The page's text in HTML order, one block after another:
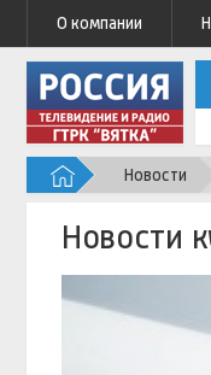
О компании
Новости
Новости